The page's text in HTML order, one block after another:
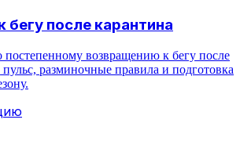
бегу после карантина
постепенному возвращению к бегу после
разминочные правила и подготовка